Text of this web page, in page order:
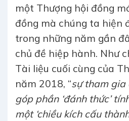
một Thượng hội đồng
đồng mà chúng ta hiện
trong những năm gần
chủ đề hiệp hành. Như
Tài liệu cuối cùng của
năm 2018, “sự tham gia
góp phần ‘đánh thức’
một ‘chiều kích cấu